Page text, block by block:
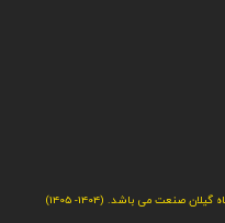
صنعت می باشد. (1404- 1405)